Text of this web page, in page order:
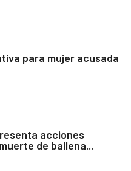
para mujer acusada
acciones
de ballena...